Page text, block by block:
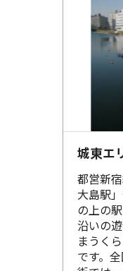
城東エ
都営新
大島駅
の上の
沿いの
まうく
です。